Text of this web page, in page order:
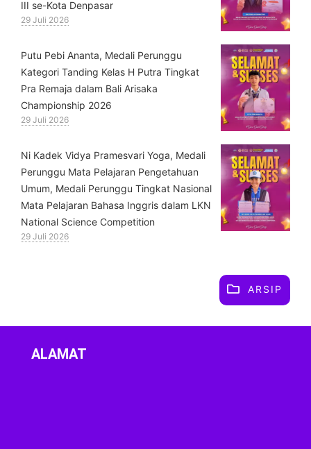
III se-Kota Denpasar
29 Juli 2026
Putu Pebi Ananta, Medali Perunggu
Kategori Tanding Kelas H Putra Tingkat
Pra Remaja dalam Bali Arisaka
Championship 2026
29 Juli 2026
⁠Ni Kadek Vidya Pramesvari Yoga, Medali
Perunggu Mata Pelajaran Pengetahuan
Umum, Medali Perunggu Tingkat Nasional
Mata Pelajaran Bahasa Inggris dalam LKN
National Science Competition
29 Juli 2026
ARSIP
ALAMAT